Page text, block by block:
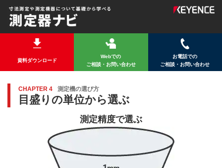
資料ダウンロード
Webでの
ご相談・お問い合わせ
お電話での
ご相談・お問い合わせ
CHAPTER 4 測定機の選び方
目盛りの単位から選ぶ
測定精度で選ぶ